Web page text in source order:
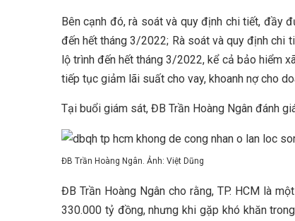
Bên cạnh đó, rà soát và quy định chi tiết, đầy
đến hết tháng 3/2022; Rà soát và quy định chi
lộ trình đến hết tháng 3/2022, kể cả bảo hiểm
tiếp tục giảm lãi suất cho vay, khoanh nợ cho
Tại buổi giám sát, ĐB Trần Hoàng Ngân đánh
ĐB Trần Hoàng Ngân. Ảnh: Việt Dũng
ĐB Trần Hoàng Ngân cho rằng, TP. HCM là
330.000 tỷ đồng, nhưng khi gặp khó khăn